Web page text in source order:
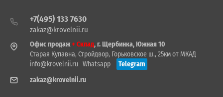
+7(495) 133 7630
zakaz@krovelnii.ru
Офис продаж+ Склад, г. Щербинка, Южная 10
Старая Купавна, Стройдвор, Горьковское ш., 25км от МКАД
info@krovelnii.ru Whatsapp
Telegram
zakaz@krovelnii.ru